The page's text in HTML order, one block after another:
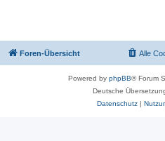
Foren-Übersicht Alle
Powered by phpBB® Forum
Deutsche
Datenschutz|